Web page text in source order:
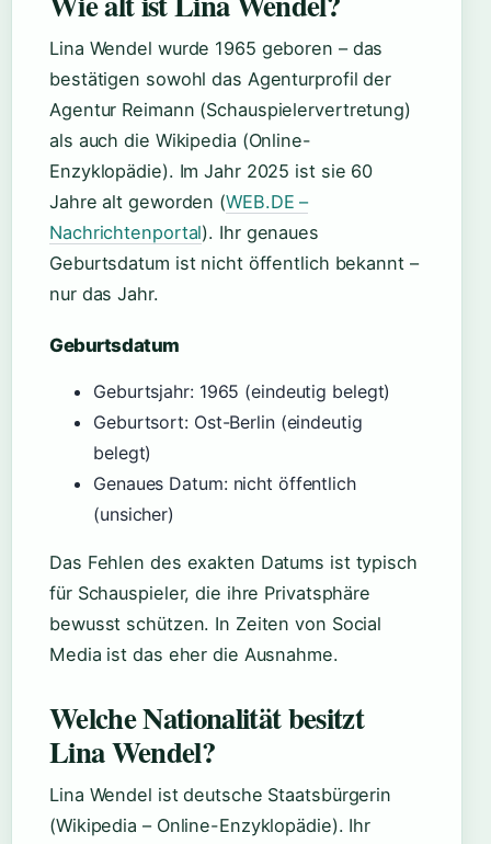
Lina Wendel wurde 1965 geboren – das
bestätigen sowohl das Agenturprofil der
Agentur Reimann (Schauspielervertretung)
als auch die Wikipedia (Online-
Enzyklopädie). Im Jahr 2025 ist sie 60
Jahre alt geworden (WEB.DE –
Nachrichtenportal). Ihr genaues
Geburtsdatum ist nicht öffentlich bekannt –
nur das Jahr.
Geburtsdatum
Geburtsjahr: 1965 (eindeutig belegt)
Geburtsort: Ost-Berlin (eindeutig
belegt)
Genaues Datum: nicht öffentlich
(unsicher)
Das Fehlen des exakten Datums ist typisch
für Schauspieler, die ihre Privatsphäre
bewusst schützen. In Zeiten von Social
Media ist das eher die Ausnahme.
Welche Nationalität besitzt
Lina Wendel?
Lina Wendel ist deutsche Staatsbürgerin
(Wikipedia – Online-Enzyklopädie). Ihr